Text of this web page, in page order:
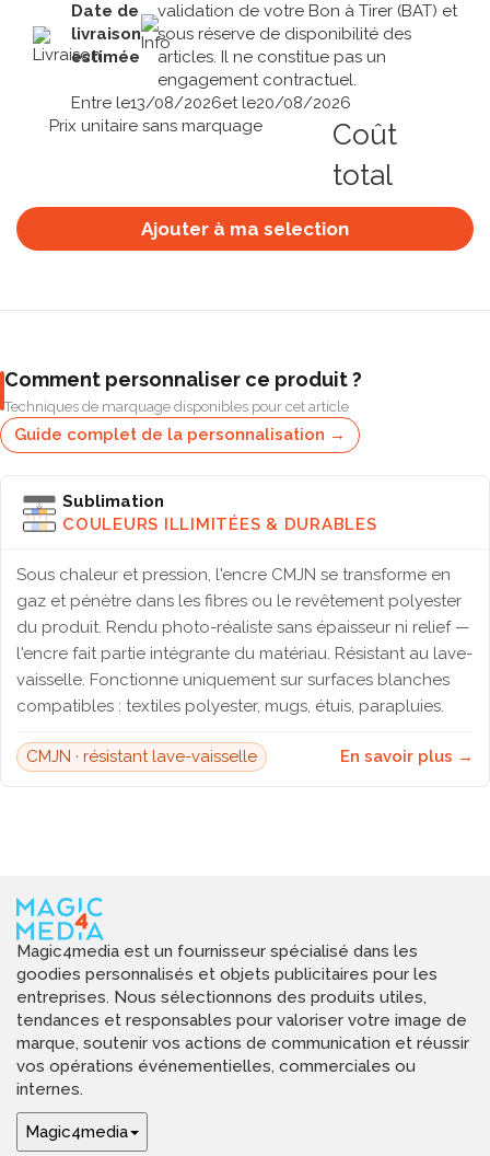
Date de
livraison
estimée
validation de votre Bon à Tirer (BAT) et
sous réserve de disponibilité des
articles. Il ne constitue pas un
engagement contractuel.
Entre le13/08/2026et le20/08/2026
Prix unitaire sans marquage
Coût
total
Ajouter à ma selection
Comment personnaliser ce produit ?
Techniques de marquage disponibles pour cet article
Guide complet de la personnalisation →
Sublimation
COULEURS ILLIMITÉES & DURABLES
Sous chaleur et pression, l'encre CMJN se transforme en
gaz et pénètre dans les fibres ou le revêtement polyester
du produit. Rendu photo-réaliste sans épaisseur ni relief —
l'encre fait partie intégrante du matériau. Résistant au lave-
vaisselle. Fonctionne uniquement sur surfaces blanches
compatibles : textiles polyester, mugs, étuis, parapluies.
CMJN · résistant lave-vaisselle En savoir plus →
Magic4media est un fournisseur spécialisé dans les
goodies personnalisés et objets publicitaires pour les
entreprises. Nous sélectionnons des produits utiles,
tendances et responsables pour valoriser votre image de
marque, soutenir vos actions de communication et réussir
vos opérations événementielles, commerciales ou
internes.
Magic4media